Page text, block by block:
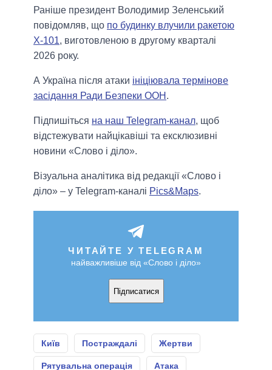
Раніше президент Володимир Зеленський
повідомляв, що по будинку влучили ракетою
Х-101, виготовленою в другому кварталі
2026 року.
А Україна після атаки ініціювала термінове
засідання Ради Безпеки ООН .
Підпишіться на наш Telegram-канал, щоб
відстежувати найцікавіші та ексклюзивні
новини «Слово і діло».
Візуальна аналітика від редакції «Слово і
діло» – у Telegram-каналі Pics&Maps.
ЧИТАЙТЕ У TELEGRAM
найважливіше від «Слово і діло»
Підписатися
Київ Постраждалі Жертви
Рятувальна операція Атака